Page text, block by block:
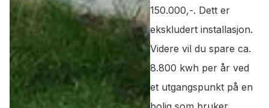
150.000,-. Dett er
ekskludert installasjon.
Videre vil du spare ca.
8.800 kwh per år ved
et utgangspunkt på en